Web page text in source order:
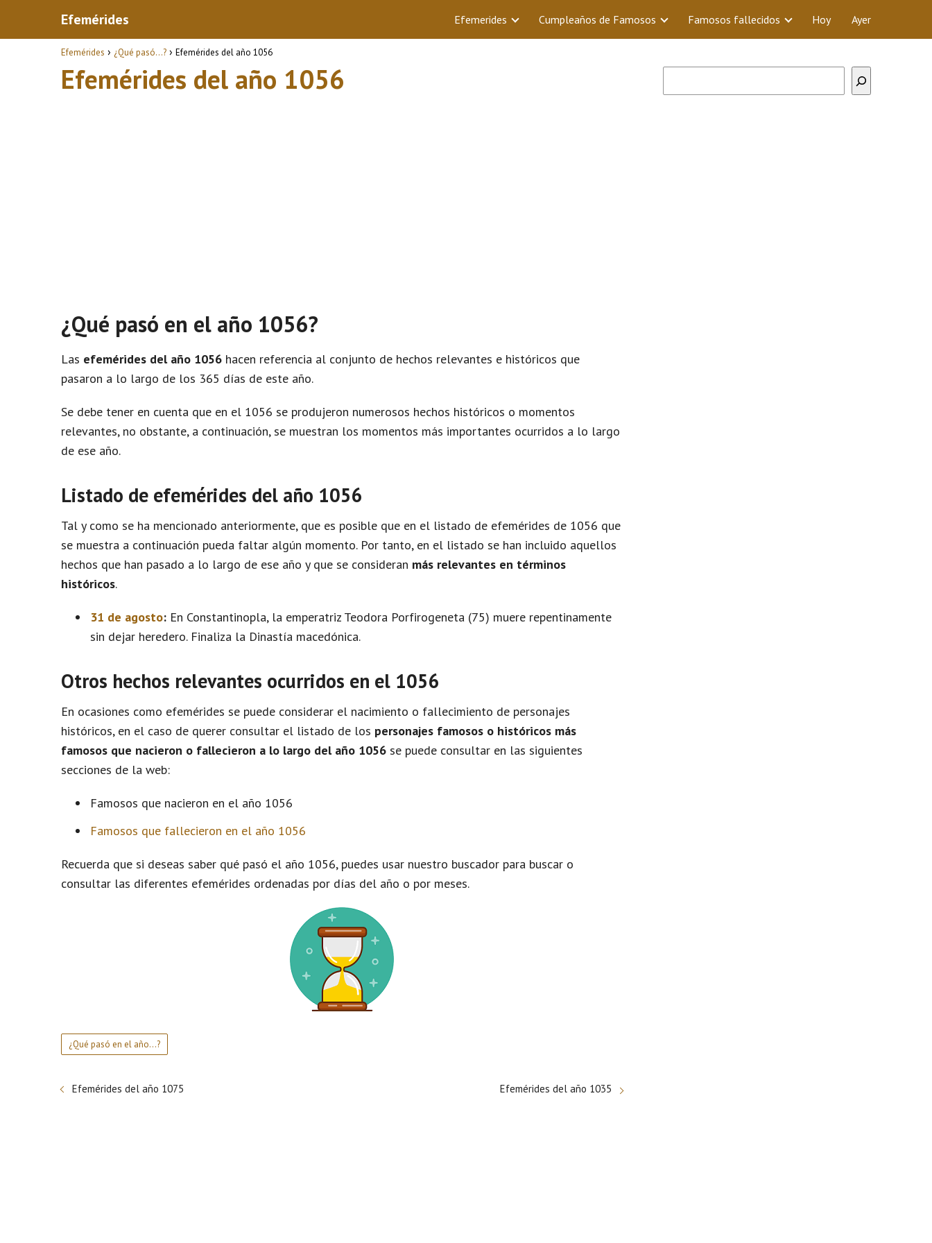
Efemérides Efemerides Cumpleaños de Famosos Famosos fallecidos Hoy Ayer
Efemérides ¿Qué pasó...? Efemérides del año 1056
Efemérides del año 1056
¿Qué pasó en el año 1056?
Las efemérides del año 1056 hacen referencia al conjunto de hechos relevantes e históricos que
pasaron a lo largo de los 365 días de este año.
Se debe tener en cuenta que en el 1056 se produjeron numerosos hechos históricos o momentos
relevantes, no obstante, a continuación, se muestran los momentos más importantes ocurridos a lo largo
de ese año.
Listado de efemérides del año 1056
Tal y como se ha mencionado anteriormente, que es posible que en el listado de efemérides de 1056 que
se muestra a continuación pueda faltar algún momento. Por tanto, en el listado se han incluido aquellos
hechos que han pasado a lo largo de ese año y que se consideran más relevantes en términos
históricos.
31 de agosto: En Constantinopla, la emperatriz Teodora Porfirogeneta (75) muere repentinamente
sin dejar heredero. Finaliza la Dinastía macedónica.
Otros hechos relevantes ocurridos en el 1056
En ocasiones como efemérides se puede considerar el nacimiento o fallecimiento de personajes
históricos, en el caso de querer consultar el listado de los personajes famosos o históricos más
famosos que nacieron o fallecieron a lo largo del año 1056 se puede consultar en las siguientes
secciones de la web:
Famosos que nacieron en el año 1056
Famosos que fallecieron en el año 1056
Recuerda que si deseas saber qué pasó el año 1056, puedes usar nuestro buscador para buscar o
consultar las diferentes efemérides ordenadas por días del año o por meses.
¿Qué pasó en el año...?
Efemérides del año 1075 Efemérides del año 1035